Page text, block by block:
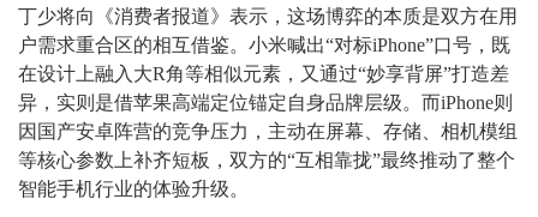
丁少将向《消费者报道》表示，这场博弈的本质是双方在用
户需求重合区的相互借鉴。小米喊出“对标iPhone”口号，既
在设计上融入大R角等相似元素，又通过“妙享背屏”打造差
异，实则是借苹果高端定位锚定自身品牌层级。而iPhone则
因国产安卓阵营的竞争压力，主动在屏幕、存储、相机模组
等核心参数上补齐短板，双方的“互相靠拢”最终推动了整个
智能手机行业的体验升级。